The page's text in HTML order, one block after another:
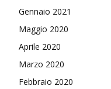
Gennaio 2021
Maggio 2020
Aprile 2020
Marzo 2020
Febbraio 2020